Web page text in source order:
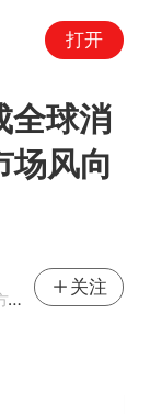
打开
全球消
场风向
关注